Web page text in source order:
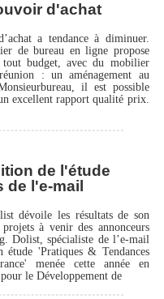
d'achat
a tendance à diminuer.
de bureau en ligne propose
tout budget, avec du mobilier
: un aménagement au
il est possible
excellent rapport qualité prix.
de l'étude
de l'e-mail
dévoile les résultats de son
à venir des annonceurs
Dolist, spécialiste de l’e-mail
'Pratiques & Tendances
menée cette année en
le Développement de